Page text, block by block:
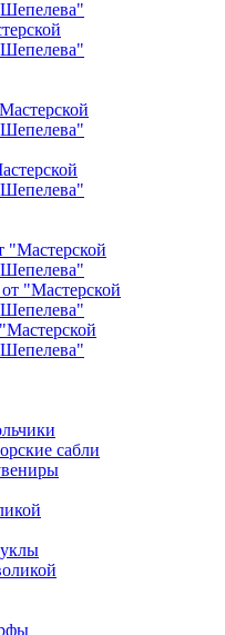
"Мастерской
"Мастерской
сабли